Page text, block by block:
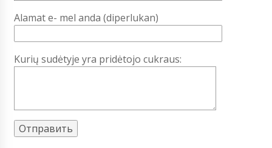
Alamat e- mel anda (diperlukan)
Kurių sudėtyje yra pridėtojo cukraus: